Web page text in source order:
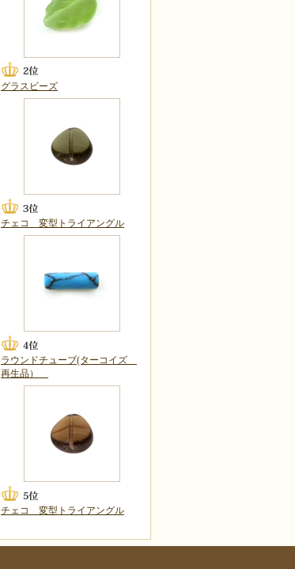
グラスビーズ
チェコ 変型トライアングル
ラウンドチューブ(ターコイズ
再生品）
チェコ 変型トライアングル